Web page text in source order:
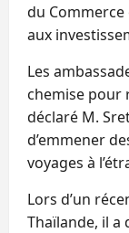
du
aux
Les
chemise pour
déclaré M.
d’emmener
voyages à
Lors d’un
Thaïlande, il a